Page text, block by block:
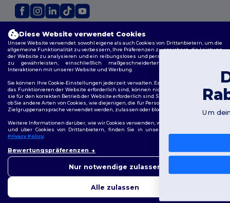
2026. Alle Rechte vorbehalten
Allgemeine Geschäftsbedingungen|Personalisierungsrichtlinien|
Datenschutzbestimmungen|Cookie-Richtlinie|Site Map
Diese Website verwendet Cookies
Unsere Website verwendet sowohl eigene als auch Cookies von Drittanbietern, um die
allgemeine Funktionalität zu verbessern, Ihre Präferenzen zu speichern, die Leistung
der Website zu analysieren und ein reibungsloses und personalisiertes Surferlebnis
zu gewährleisten, einschließlich maßgeschneidertem Inhalt, optimierten
Interaktionen mit unserer Website und Werbung.
Sie können Ihre Cookie-Einstellungen jederzeit verwalten. Essenzielle Cookies, die für
das Funktionieren der Website erforderlich sind, können nicht deaktiviert werden, da
sie für den korrekten Betrieb der Website erforderlich sind. Sie können jedoch wählen,
ob Sie andere Arten von Cookies, wie diejenigen, die für Personalisierung, Analyse und
Zielgruppenansprache verwendet werden, zulassen oder blockieren möchten.
Weitere Informationen darüber, wie wir Cookies verwenden, wie Sie diese kontrollieren
und über Cookies von Drittanbietern, finden Sie in unserer
Privacy Policy.
Bewertungspräferenzen
Nur notwendige zulassen
Alle zulassen
Wenn Sie Fragen oder
uns jederzeit kontaktieren.
Ihnen zu helfen.
Du hast 10€
Rabatt erhalten!
Um deinen Rabatt zu sichern, sag uns:
Für wen kaufst du ein?
Unternehmen
Nein, danke